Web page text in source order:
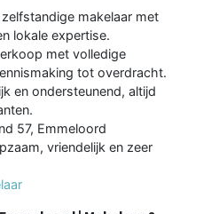
makelaar met
lokale expertise.
met volledige
tot overdracht.
en ondersteunend, altijd
57, Emmeloord
vriendelijk en zeer